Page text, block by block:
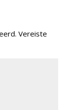
Vereiste